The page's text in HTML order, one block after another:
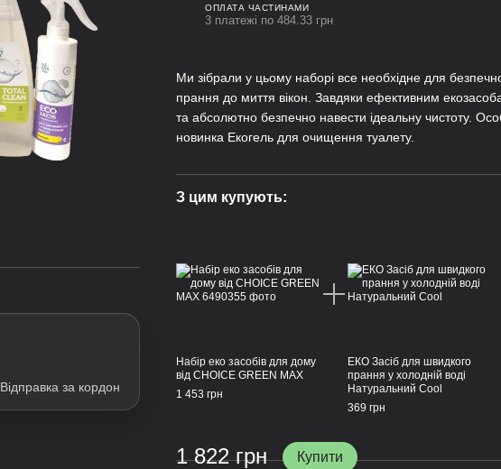
Відправка за кордон
ОПЛАТА ЧАСТИНАМИ
3 платежі по 484.33 грн
Ми зібрали у цьому наборі все необхідне для
прання до миття вікон. Завдяки ефективним
та абсолютно безпечно навести ідеальну чистоту.
новинка Екогель для очищення туалету.
З цим купують:
Набір еко засобів для дому
від CHOICE GREEN MAX
1 453 грн
ЕКО Засіб для швидкого
прання у холодній воді
Натуральний Cool
369 грн
1 822 грн
Купити